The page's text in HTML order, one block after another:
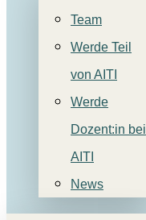
Team
Werde Teil
von AITI
Werde
Dozent:in bei
AITI
News